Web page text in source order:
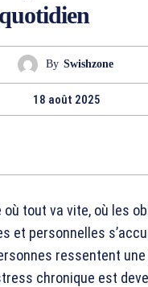
By Swishzone
18 août 2025
où tout va vite, où les
et personnelles
ressentent
chronique est